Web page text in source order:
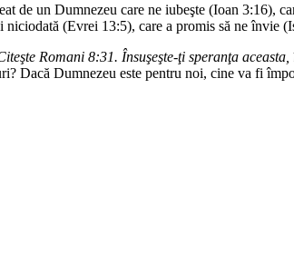
de un Dumnezeu care ne iubeşte (Ioan 3:16),
(Evrei 13:5), care a promis să ne învie
Romani 8:31. Însuşeşte-ţi speranţa
Dacă Dumnezeu este pentru noi, cine va fi